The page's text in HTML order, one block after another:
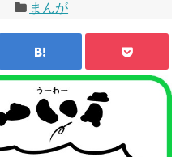
まんが